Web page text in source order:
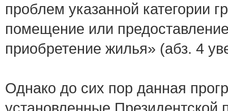
проблем указанной категории
помещение или
приобретение жилья» (абз. 4
Однако до сих пор данная